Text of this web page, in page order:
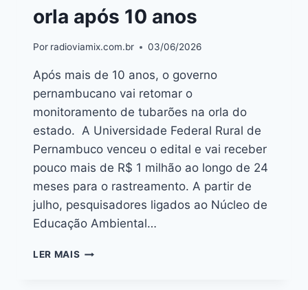
orla após 10 anos
Por radioviamix.com.br 03/06/2026
Após mais de 10 anos, o governo
pernambucano vai retomar o
monitoramento de tubarões na orla do
estado. A Universidade Federal Rural de
Pernambuco venceu o edital e vai receber
pouco mais de R$ 1 milhão ao longo de 24
meses para o rastreamento. A partir de
julho, pesquisadores ligados ao Núcleo de
Educação Ambiental…
LER MAIS